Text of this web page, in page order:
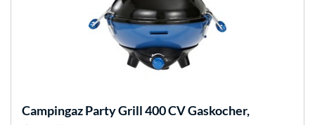
CampingazParty Grill 400 CV Gaskocher,